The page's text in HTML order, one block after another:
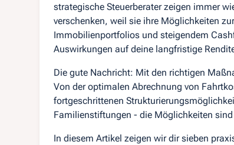
strategische Steuerberater zeigen immer
verschenken, weil sie ihre Möglichkeiten
Immobilienportfolios und steigendem
Auswirkungen auf deine langfristige
Die gute Nachricht: Mit den richtigen
Von der optimalen Abrechnung von
fortgeschrittenen
Familienstiftungen - die Möglichkeiten
In diesem Artikel zeigen wir dir sieben